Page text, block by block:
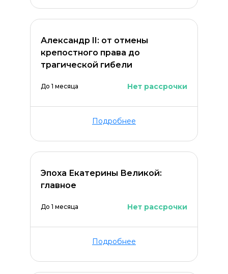
Александр II: от отмены
крепостного права до
трагической гибели
До 1 месяца Нет рассрочки
Подробнее
Эпоха Екатерины Великой:
главное
До 1 месяца Нет рассрочки
Подробнее